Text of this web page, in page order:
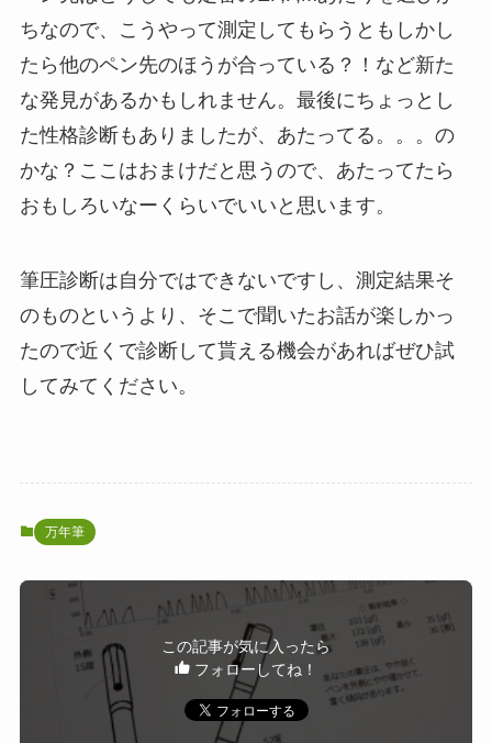
ちなので、こうやって測定してもらうともしかし
たら他のペン先のほうが合っている？！など新た
な発見があるかもしれません。最後にちょっとし
た性格診断もありましたが、あたってる。。。の
かな？ここはおまけだと思うので、あたってたら
おもしろいなーくらいでいいと思います。
筆圧診断は自分ではできないですし、測定結果そ
のものというより、そこで聞いたお話が楽しかっ
たので近くで診断して貰える機会があればぜひ試
してみてください。
万年筆
この記事が気に入ったら
フォローしてね！